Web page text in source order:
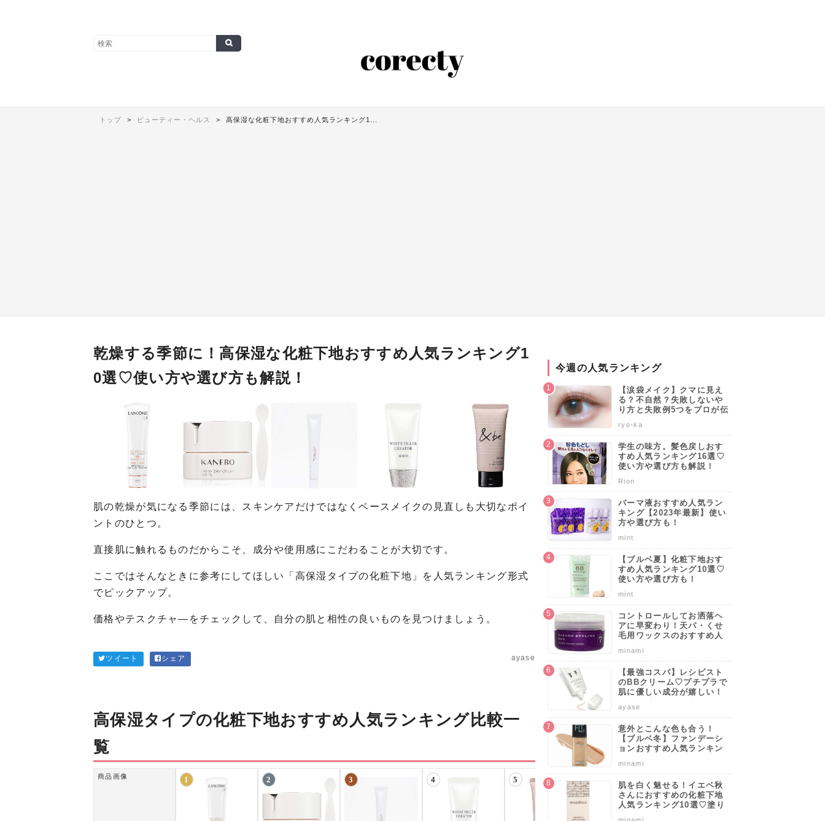
トップ ビューティー・ヘルス 高保湿な化粧下地おすすめ人気ランキング1...
乾燥する季節に！高保湿な化粧下地おすすめ人気ランキング1
0選♡使い方や選び方も解説！
肌の乾燥が気になる季節には、スキンケアだけではなくベースメイクの見直しも大切なポイ
ントのひとつ。
直接肌に触れるものだからこそ、成分や使用感にこだわることが大切です。
ここではそんなときに参考にしてほしい「高保湿タイプの化粧下地」を人気ランキング形式
でピックアップ。
価格やテスクチャ―をチェックして、自分の肌と相性の良いものを見つけましょう。
ツイート シェア ayase
高保湿タイプの化粧下地おすすめ人気ランキング比較一
覧
商品画像 1 2 3 4 5 7
今週の人気ランキング
【涙袋メイク】クマに見え
る？不自然？失敗しないや
り方と失敗例5つをプロが伝
ryo-ka
学生の味方。髪色戻しおす
すめ人気ランキング16選♡
使い方や選び方も解説！
Rion
パーマ液おすすめ人気ラン
キング【2023年最新】使い
方や選び方も！
mint
【ブルベ夏】化粧下地おす
すめ人気ランキング10選♡
使い方や選び方も！
mint
コントロールしてお洒落ヘ
アに早変わり！天パ・くせ
毛用ワックスのおすすめ人
♡使い方や選び方のポイン
minami
【最強コスパ】レシピスト
のBBクリーム♡プチプラで
肌に優しい成分が嬉しい！
らカバーしよう。
ayase
意外とこんな色も合う！
【ブルベ冬】ファンデーシ
ョンおすすめ人気ランキン
ポイントも解説！
minami
肌を白く魅せる！イエベ秋
さんにおすすめの化粧下地
人気ランキング10選♡塗り